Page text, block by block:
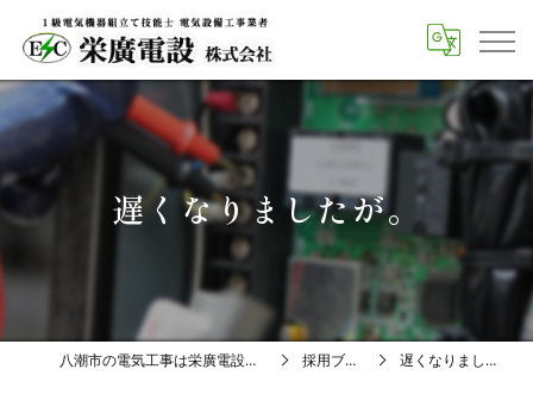
遅くなりましたが。
八潮市の電気工事は栄廣電設株式会社 採用ブログ 遅くなりましたが。